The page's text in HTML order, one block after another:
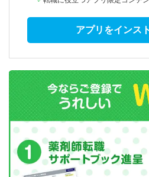
アプリをインス